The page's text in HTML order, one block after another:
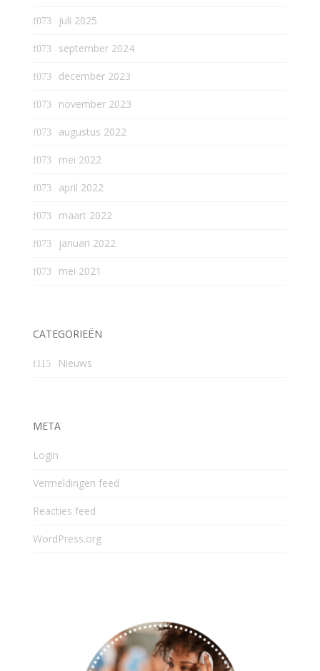
juli 2025
september 2024
december 2023
november 2023
augustus 2022
mei 2022
april 2022
maart 2022
januari 2022
mei 2021
CATEGORIEËN
Nieuws
META
Login
Vermeldingen feed
Reacties feed
WordPress.org